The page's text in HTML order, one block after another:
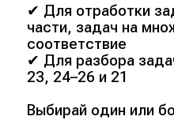
✔ Для отработки
части, задач на
соответствие
✔ Для разбора
23, 24–26 и 21
Выбирай один или